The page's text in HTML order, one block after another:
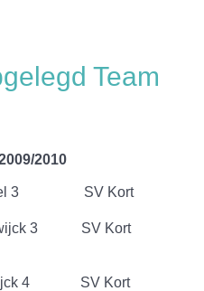
Team
2010
3 SV Kort
3 SV Kort
4 SV Kort